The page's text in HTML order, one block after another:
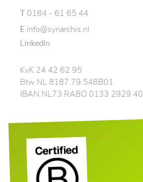
0184 - 61 65 44
E info@synarchis.nl
LinkedIn
KvK 24 42 62 95
Btw NL 8187.79.548B01
IBAN NL73 RABO 0133 2929 40